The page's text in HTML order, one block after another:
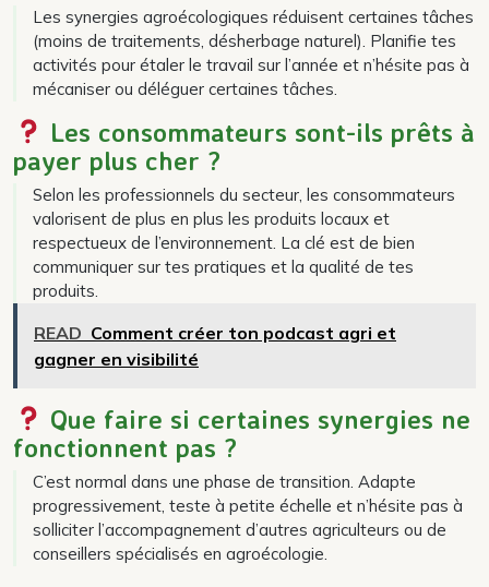
Les synergies agroécologiques réduisent certaines tâches
(moins de traitements, désherbage naturel). Planifie tes
activités pour étaler le travail sur l’année et n’hésite pas à
mécaniser ou déléguer certaines tâches.
Les consommateurs sont-ils prêts à
payer plus cher ?
Selon les professionnels du secteur, les consommateurs
valorisent de plus en plus les produits locaux et
respectueux de l’environnement. La clé est de bien
communiquer sur tes pratiques et la qualité de tes
produits.
READ Comment créer ton podcast agri et
gagner en visibilité
Que faire si certaines synergies ne
fonctionnent pas ?
C’est normal dans une phase de transition. Adapte
progressivement, teste à petite échelle et n’hésite pas à
solliciter l’accompagnement d’autres agriculteurs ou de
conseillers spécialisés en agroécologie.